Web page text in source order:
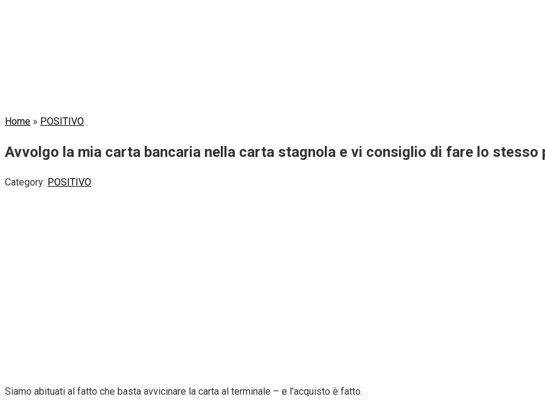
Home » POSITIVO
Avvolgo la mia carta bancaria nella carta stagnola e vi consiglio di fare lo
Category: POSITIVO
Siamo abituati al fatto che basta avvicinare la carta al terminale – e l’acquisto è fatto.